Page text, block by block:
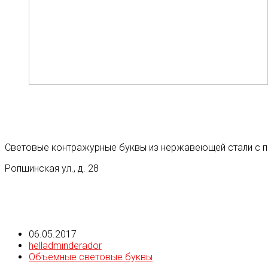
Световые контражурные буквы из нержавеющей стали с
Ропшинская ул., д. 28
06.05.2017
helladminderador
Объемные световые буквы